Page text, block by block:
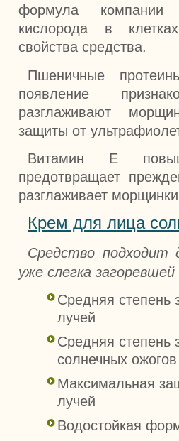
формула компании
кислорода в
свойства средства.
Пшеничные
появление
разглаживают
защиты от
Витамин Е
предотвращает
разглаживает
Крем для лица
Средство подходит
уже слегка загоревшей
Средняя степень
лучей
Средняя степень
солнечных ожогов
Максимальная
лучей
Водостойкая